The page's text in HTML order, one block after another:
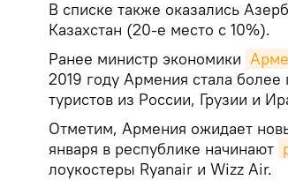
В списке также оказались
Казахстан (20-е место с 10%).
Ранее министр экономики
2019 году Армения стала
туристов из России, Грузии и
Отметим, Армения ожидает
января в республике начинают
лоукостеры Ryanair и Wizz Air.